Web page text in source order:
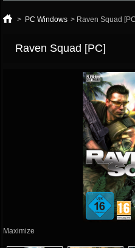
> PC Windows > Raven Squad
Raven Squad [PC]
Maximize